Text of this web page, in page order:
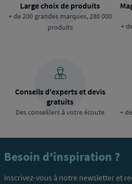
Large choix de produits
+ de 200 grandes marques, 280 000
produits
+
Conseils d'experts et devis
gratuits
Des conseillers à votre écoute +
Besoin d'inspiration ?
Inscrivez-vous à notre newsletter et